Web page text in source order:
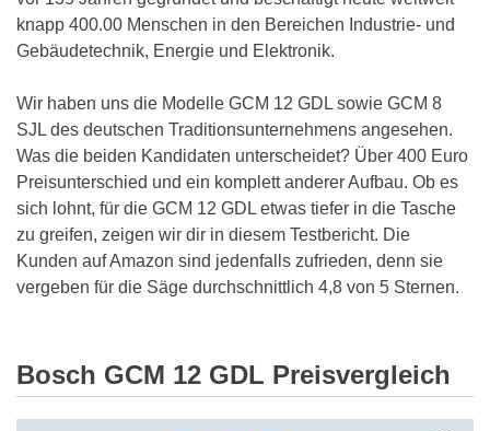
knapp 400.00 Menschen in den Bereichen Industrie- und
Gebäudetechnik, Energie und Elektronik.
Wir haben uns die Modelle GCM 12 GDL sowie GCM 8
SJL des deutschen Traditionsunternehmens angesehen.
Was die beiden Kandidaten unterscheidet? Über 400 Euro
Preisunterschied und ein komplett anderer Aufbau. Ob es
sich lohnt, für die GCM 12 GDL etwas tiefer in die Tasche
zu greifen, zeigen wir dir in diesem Testbericht. Die
Kunden auf Amazon sind jedenfalls zufrieden, denn sie
vergeben für die Säge durchschnittlich 4,8 von 5 Sternen.
Bosch GCM 12 GDL Preisvergleich